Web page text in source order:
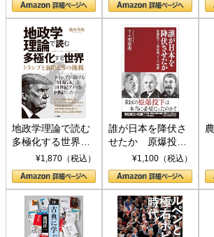
地政学理論で読む
多極化する世界：
トランプとBRICS
の挑戦
¥1,870（税込）
誰が日本を降伏さ
せたか 原爆投
下、ソ連参戦、そ
して聖断 (PHP新
書)
¥1,100（税込）